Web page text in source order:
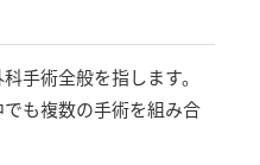
手術全般を指します。
も複数の手術を組み合